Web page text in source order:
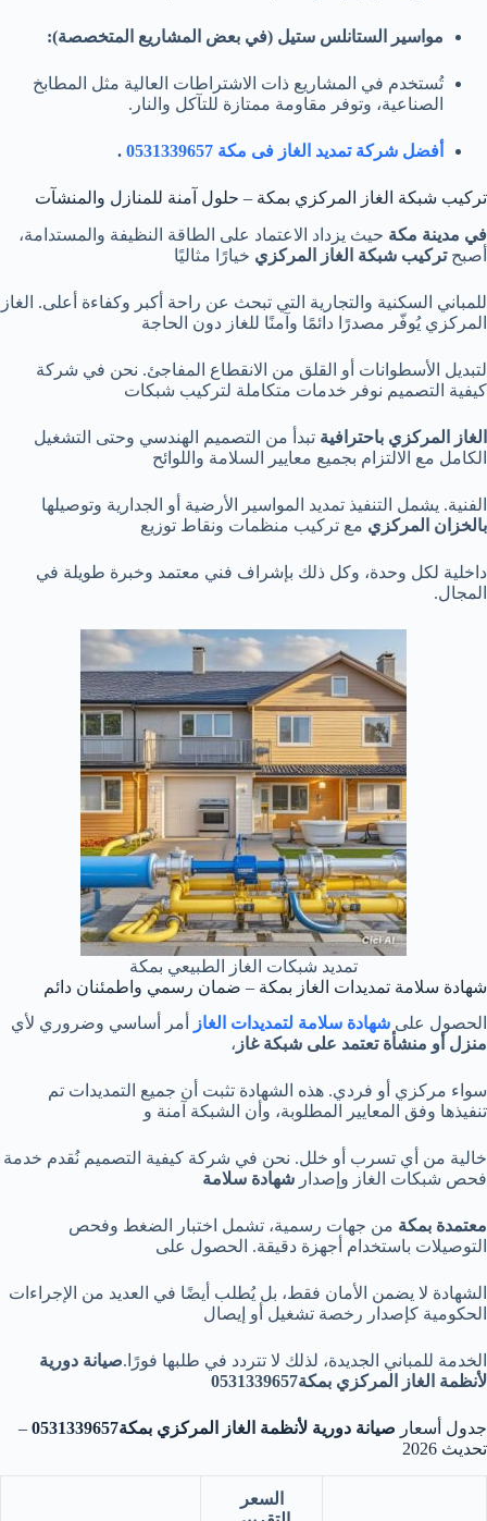
مواسير الستانلس ستيل (في بعض المشاريع المتخصصة):
تُستخدم في المشاريع ذات الاشتراطات العالية مثل المطابخ
الصناعية، وتوفر مقاومة ممتازة للتآكل والنار.
أفضل شركة تمديد الغاز فى مكة 0531339657 .
تركيب شبكة الغاز المركزي بمكة – حلول آمنة للمنازل والمنشآت
في مدينة مكة حيث يزداد الاعتماد على الطاقة النظيفة والمستدامة،
أصبحتركيب شبكة الغاز المركزي خيارًا مثاليًا
للمباني السكنية والتجارية التي تبحث عن راحة أكبر وكفاءة أعلى. الغاز
المركزي يُوفّر مصدرًا دائمًا وآمنًا للغاز دون الحاجة
لتبديل الأسطوانات أو القلق من الانقطاع المفاجئ. نحن في شركة
كيفية التصميم نوفر خدمات متكاملة لتركيب شبكات
الغاز المركزي باحترافية تبدأ من التصميم الهندسي وحتى التشغيل
الكامل مع الالتزام بجميع معايير السلامة واللوائح
الفنية. يشمل التنفيذ تمديد المواسير الأرضية أو الجدارية وتوصيلها
بالخزان المركزي مع تركيب منظمات ونقاط توزيع
داخلية لكل وحدة، وكل ذلك بإشراف فني معتمد وخبرة طويلة في
المجال.
تمديد شبكات الغاز الطبيعي بمكة
شهادة سلامة تمديدات الغاز بمكة – ضمان رسمي واطمئنان دائم
الحصول على شهادة سلامة لتمديدات الغاز
أمر أساسي وضروري لأي
منزل أو منشأة تعتمد على شبكة غاز ،
سواء مركزي أو فردي. هذه الشهادة تثبت أن جميع التمديدات تم
تنفيذها وفق المعايير المطلوبة، وأن الشبكة آمنة و
خالية من أي تسرب أو خلل. نحن في شركة كيفية التصميم نُقدم خدمة
فحص شبكات الغاز وإصدار شهادة سلامة
معتمدة بمكة من جهات رسمية، تشمل اختبار الضغط وفحص
التوصيلات باستخدام أجهزة دقيقة. الحصول على
الشهادة لا يضمن الأمان فقط، بل يُطلب أيضًا في العديد من الإجراءات
الحكومية كإصدار رخصة تشغيل أو إيصال
الخدمة للمباني الجديدة، لذلك لا تتردد في طلبها فورًا.صيانة دورية
لأنظمة الغاز المركزي بمكة0531339657
جدول أسعار صيانة دورية لأنظمة الغاز المركزي بمكة0531339657
–
تحديث 2026
السعر